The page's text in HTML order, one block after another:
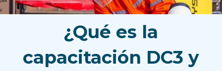
¿Qué es la
capacitación DC3 y